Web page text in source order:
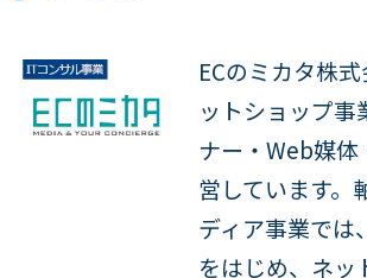
ECのミカタ株
ットショップ事
ナー・Web媒
営しています。
ディア事業では
をはじめ、ネッ